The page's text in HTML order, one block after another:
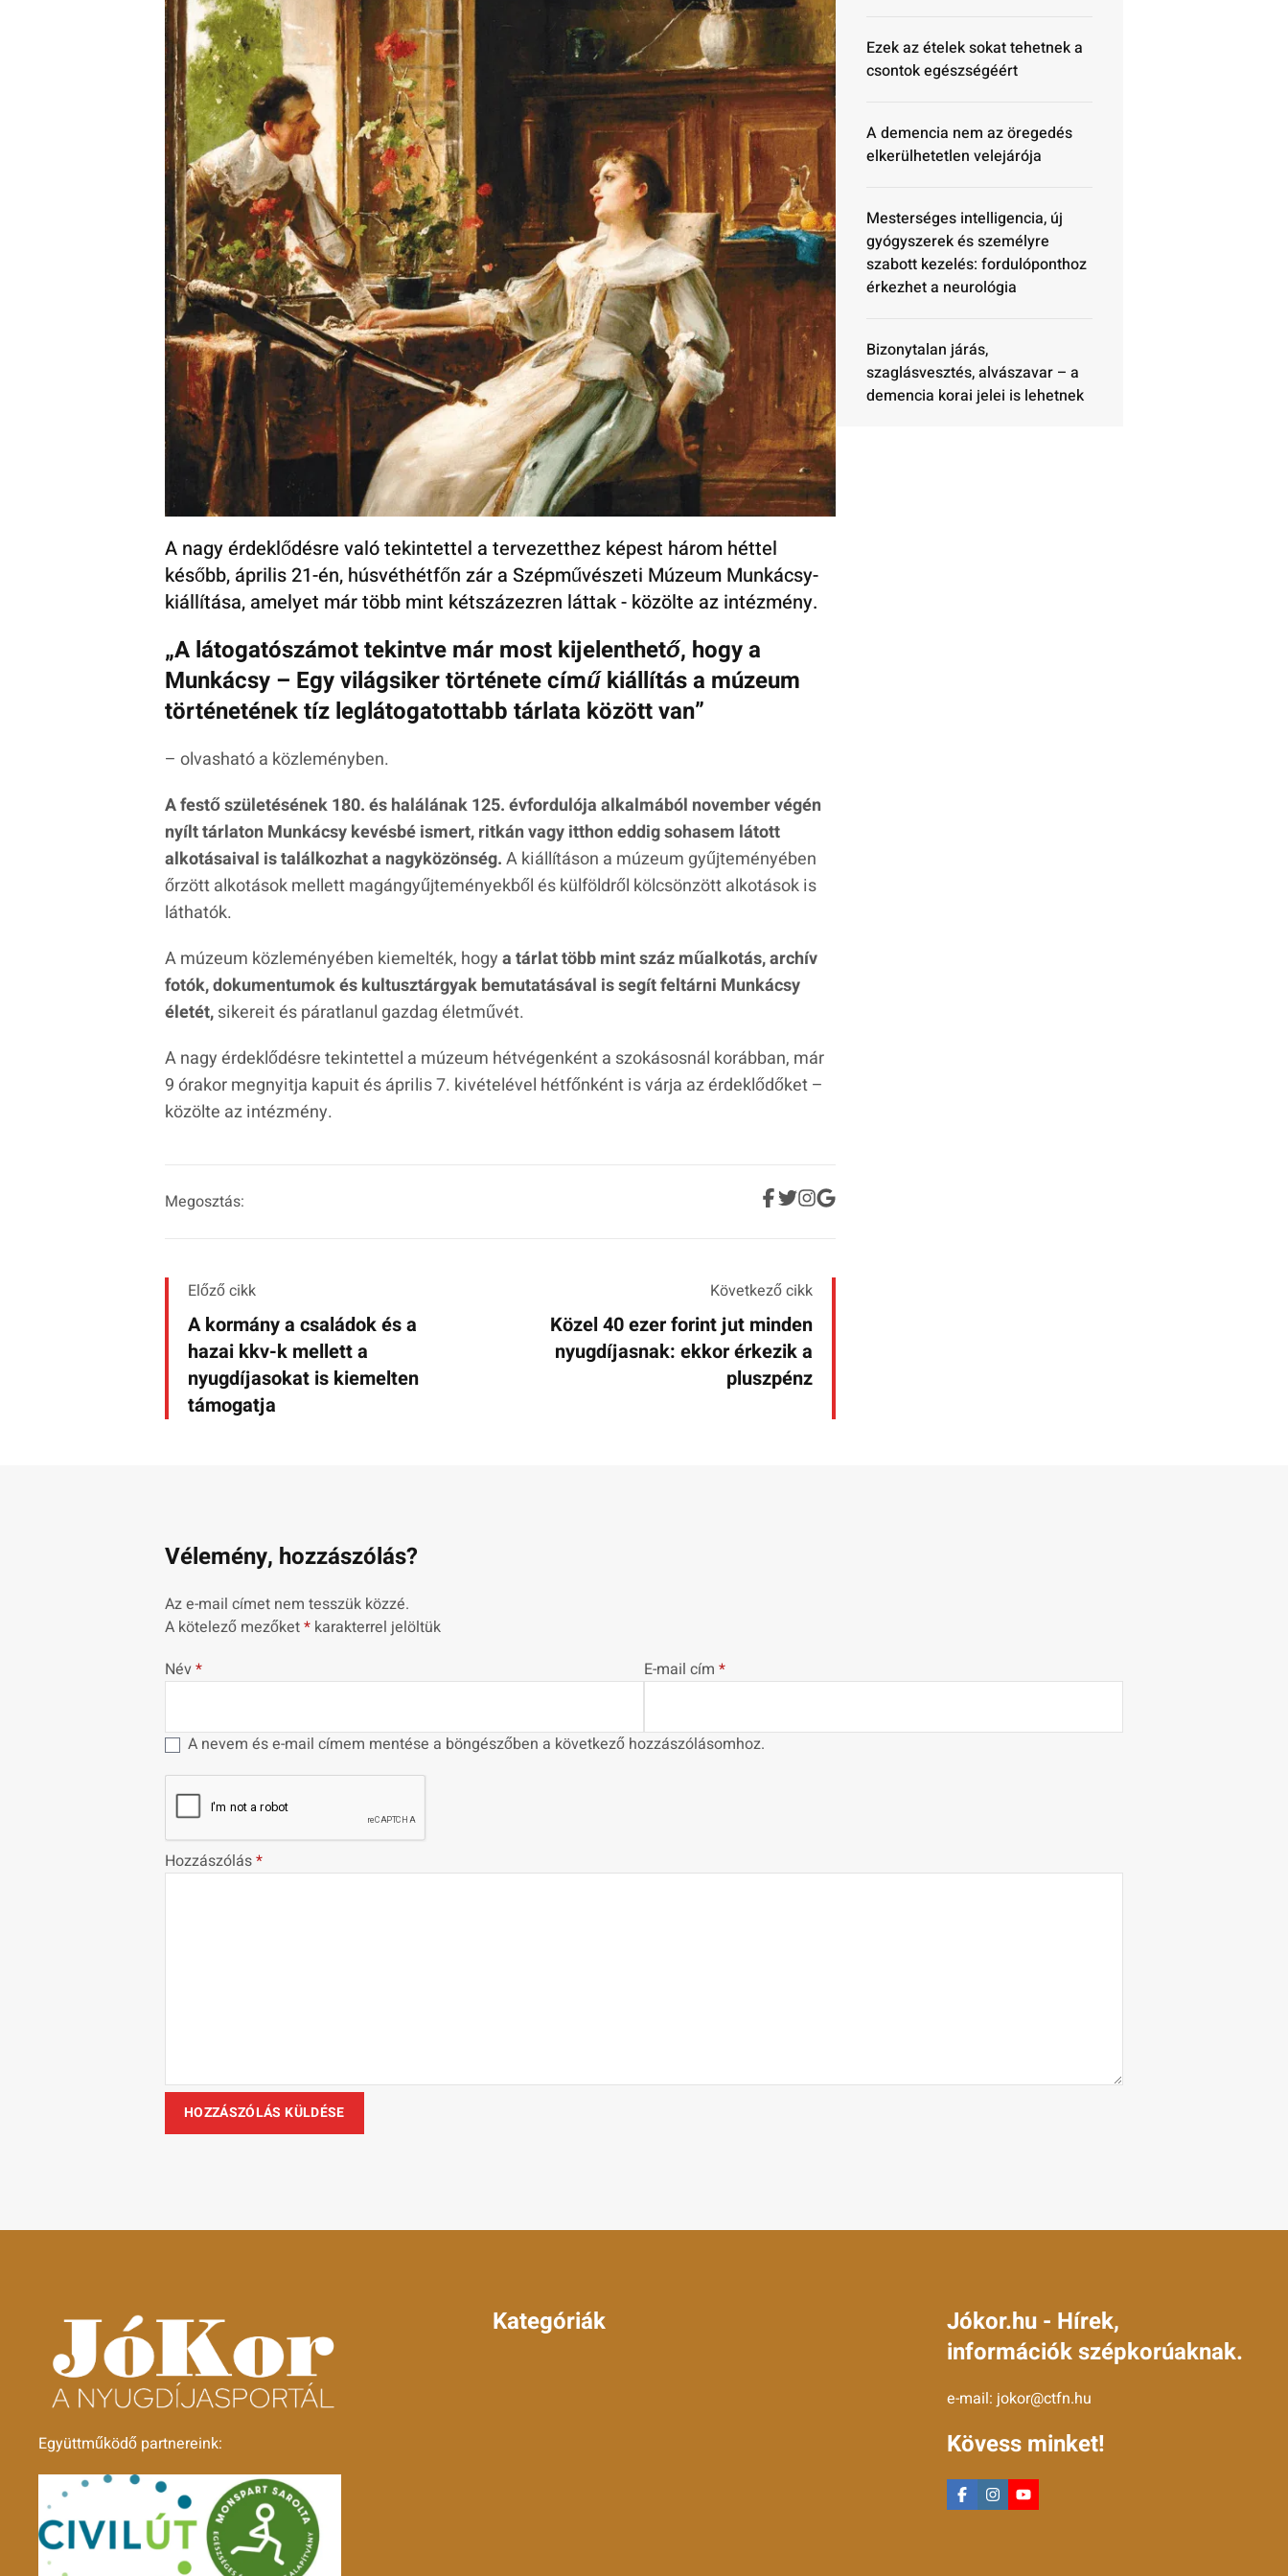
A nagy érdeklődésre való tekintettel a tervezetthez képest három héttel
később, április 21-én, húsvéthétfőn zár a Szépművészeti Múzeum Munkácsy-
kiállítása, amelyet már több mint kétszázezren láttak - közölte az intézmény.
„A látogatószámot tekintve már most kijelenthető, hogy a
Munkácsy – Egy világsiker története című kiállítás a múzeum
történetének tíz leglátogatottabb tárlata között van”
– olvasható a közleményben.
A festő születésének 180. és halálának 125. évfordulója alkalmából november végén
nyílt tárlaton Munkácsy kevésbé ismert, ritkán vagy itthon eddig sohasem látott
alkotásaival is találkozhat a nagyközönség.A kiállításon a múzeum gyűjteményében
őrzött alkotások mellett magángyűjteményekből és külföldről kölcsönzött alkotások is
láthatók.
A múzeum közleményében kiemelték, hogya tárlat több mint száz műalkotás, archív
fotók, dokumentumok és kultusztárgyak bemutatásával is segít feltárni Munkácsy
életét,sikereit és páratlanul gazdag életművét.
A nagy érdeklődésre tekintettel a múzeum hétvégenként a szokásosnál korábban, már
9 órakor megnyitja kapuit és április 7. kivételével hétfőnként is várja az érdeklődőket –
közölte az intézmény.
Megosztás:
Előző cikk
A kormány a családok és a
hazai kkv-k mellett a
nyugdíjasokat is kiemelten
támogatja
Következő cikk
Közel 40 ezer forint jut minden
nyugdíjasnak: ekkor érkezik a
pluszpénz
Ezek az ételek sokat tehetnek a
csontok egészségéért
A demencia nem az öregedés
elkerülhetetlen velejárója
Mesterséges intelligencia, új
gyógyszerek és személyre
szabott kezelés: fordulóponthoz
érkezhet a neurológia
Bizonytalan járás,
szaglásvesztés, alvászavar – a
demencia korai jelei is lehetnek
Vélemény, hozzászólás?
Az e-mail címet nem tesszük közzé.
A kötelező mezőket* karakterrel jelöltük
Név* E-mail cím *
A nevem és e-mail címem mentése a böngészőben a következő hozzászólásomhoz.
Hozzászólás*
Együttműködő partnereink:
Kategóriák
Jókor.hu - Hírek,
információk szépkorúaknak.
e-mail: jokor@ctfn.hu
Kövess minket!